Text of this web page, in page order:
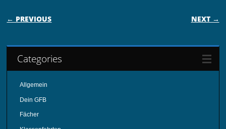
POST NAVIGATION
← PREVIOUS NEXT →
Categories
Allgemein
Dein GFB
Fächer